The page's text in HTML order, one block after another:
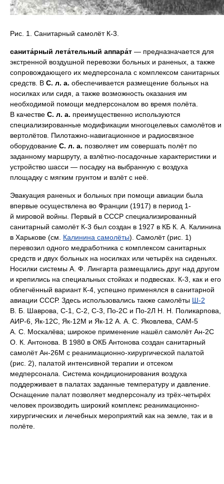
Рис. 1. Санитарный самолёт К-3.
санита́рный лета́тельный аппара́т — предназначается для
экстренной воздушной перевозки больных и раненых, а также
сопровождающего их медперсонала с комплексом санитарных
средств. В С. л. а. обеспечивается размещение больных на
носилках или сидя, а также возможность оказания им
необходимой помощи медперсоналом во время полёта.
В качестве С. л. а. преимущественно используются
специализированные модификации многоцелевых самолётов и
вертолётов. Пилотажно-навигационное и радиосвязное
оборудование С. л. а. позволяет им совершать полёт по
заданному маршруту, а взлётно-посадочные характеристики и
устройство шасси — посадку на выбранную с воздуха
площадку с мягким грунтом и взлёт с неё.
Эвакуация раненых и больных при помощи авиации была
впервые осуществлена во Франции (1917) в период 1-
й мировой войны. Первый в СССР специализированный
санитарный самолёт К-3 был создан в 1927 в КБ К. А. Калинина
в Харькове (см. Калинина самолёты). Самолёт (рис. 1)
перевозил одного медработника с комплексом санитарных
средств и двух больных на носилках или четырёх на сиденьях.
Носилки системы А. Ф. Лингарта размещались друг над другом
и крепились на специальных стойках и подвесках. К-3, как и его
облегчённый вариант К-4, успешно применялся в санитарной
авиации СССР. Здесь использовались также самолёты Ш-2
В. Б. Шаврова, С-1, С-2, С-3, По-2С и По-2Л Н. Н. Поликарпова,
АИР-6, Як-12С, Як-12М и Як-12 А. А. С. Яковлева, САМ-5
А. С. Москалёва; широкое применение нашёл самолёт Ан-2С
О. К. Антонова. В 1980 в ОКБ Антонова создан санитарный
самолёт Ан-26М с реанимационно-хирургической палатой
(рис. 2), палатой интенсивной терапии и отсеком
медперсонала. Система кондиционирования воздуха
поддерживает в палатах заданные температуру и давление.
Оснащение палат позволяет медперсоналу из трёх-четырёх
человек производить широкий комплекс реанимационно-
хирургических и лечебных мероприятий как на земле, так и в
полёте.